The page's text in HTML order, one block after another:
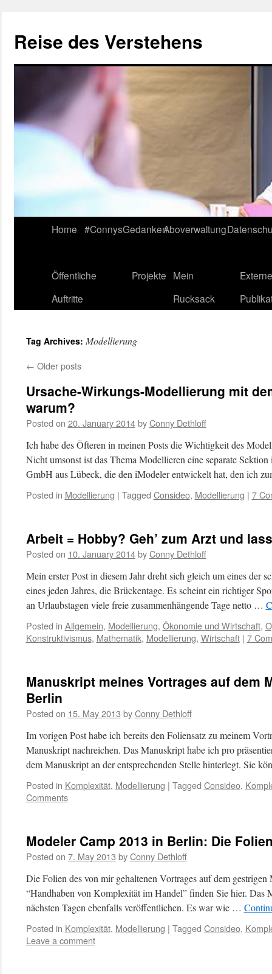
Reise des Verstehens
content
Home #ConnysGedankenAboverwaltung
Öffentliche
Auftritte
Projekte Mein
Rucksack
Externe
Tag Archives: Modellierung
← Older posts
Ursache-Wirkungs-Modellierung mit
warum?
Posted on 20. January 2014 by Conny Dethloff
Ich habe des Öfteren in meinen Posts die Wichtigkeit des
Nicht umsonst ist das Thema Modellieren eine separate
GmbH aus Lübeck, die den iModeler entwickelt hat, den ich
Posted in Modellierung | Tagged Consideo, Modellierung | 7
Arbeit = Hobby? Geh’ zum Arzt und
Posted on 10. January 2014 by Conny Dethloff
Mein erster Post in diesem Jahr dreht sich gleich um eines der
eines jeden Jahres, die Brückentage. Es scheint ein richtiger
an Urlaubstagen viele freie zusammenhängende Tage netto …
Posted in Allgemein, Modellierung, Ökonomie und Wirtschaft,
Konstruktivismus, Mathematik, Modellierung, Wirtschaft | 7
Manuskript meines Vortrages auf dem
Berlin
Posted on 15. May 2013 by Conny Dethloff
Im vorigen Post habe ich bereits den Foliensatz zu meinem
Manuskript nachreichen. Das Manuskript habe ich pro
dem Manuskript an der entsprechenden Stelle hinterlegt. Sie
Posted in Komplexität, Modellierung | Tagged Consideo,
Comments
Modeler Camp 2013 in Berlin: Die
Posted on 7. May 2013 by Conny Dethloff
Die Folien des von mir gehaltenen Vortrages auf dem
“Handhaben von Komplexität im Handel” finden Sie hier. Das
nächsten Tagen ebenfalls veröffentlichen. Es war wie …
Posted in Komplexität, Modellierung | Tagged Consideo,
Leave a comment